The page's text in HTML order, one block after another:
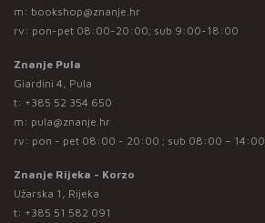
m: bookshop@znanje.hr
rv: pon-pet 08:00-20:00; sub 9:00-18:00
Znanje Pula
Giardini 4, Pula
t: +385 52 354 650
m: pula@znanje.hr
rv: pon - pet 08:00 - 20:00 ; sub 08:00 – 14:00
Znanje Rijeka - Korzo
Užarska 1, Rijeka
t: +385 51 582 091